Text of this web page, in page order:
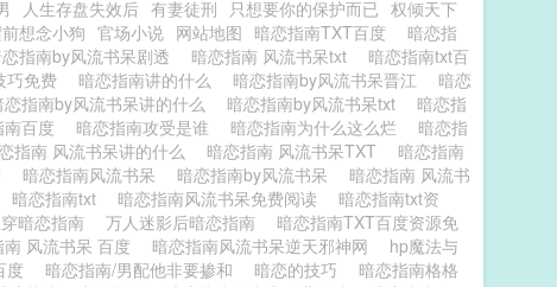
人生存盘失效后 有妻徒刑 只想要你的保护而已 权倾天下
想念小狗 官场小说 网站地图 暗恋指南TXT百度
暗恋指
指南by风流书呆剧透 暗恋指南 风流书呆txt
暗恋指南txt百
巧免费 暗恋指南讲的什么 暗恋指南by风流书呆晋江
暗恋
恋指南by风流书呆讲的什么 暗恋指南by风流书呆txt
暗恋指
百度 暗恋指南攻受是谁 暗恋指南为什么这么烂
暗恋指
指南 风流书呆讲的什么 暗恋指南 风流书呆TXT
暗恋指南
暗恋指南风流书呆 暗恋指南by风流书呆
暗恋指南 风流书
暗恋指南txt 暗恋指南风流书呆免费阅读
暗恋指南txt资
暗恋指南 万人迷影后暗恋指南
暗恋指南TXT百度资源免
南 风流书呆 百度 暗恋指南风流书呆逆天邪神网
hp魔法与
度 暗恋指南/男配他非要掺和 暗恋的技巧
暗恋指南格格